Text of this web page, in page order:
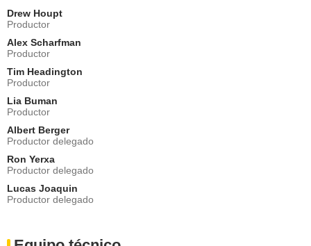
Drew Houpt
Productor
Alex Scharfman
Productor
Tim Headington
Productor
Lia Buman
Productor
Albert Berger
Productor delegado
Ron Yerxa
Productor delegado
Lucas Joaquin
Productor delegado